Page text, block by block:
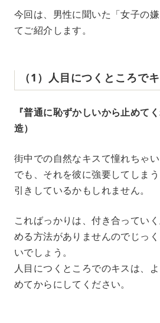
今回は、男性に聞いた「女子の
てご紹介します。
（1）人目につくところで
『普通に恥ずかしいから止め
造）
街中での自然なキスて憧れちゃい
でも、それを彼に強要してしま
引きしているかもしれません。
こればっかりは、付き合ってい
める方法がありませんのでじっ
いでしょう。
人目につくところでのキスは、
めてからにしてください。